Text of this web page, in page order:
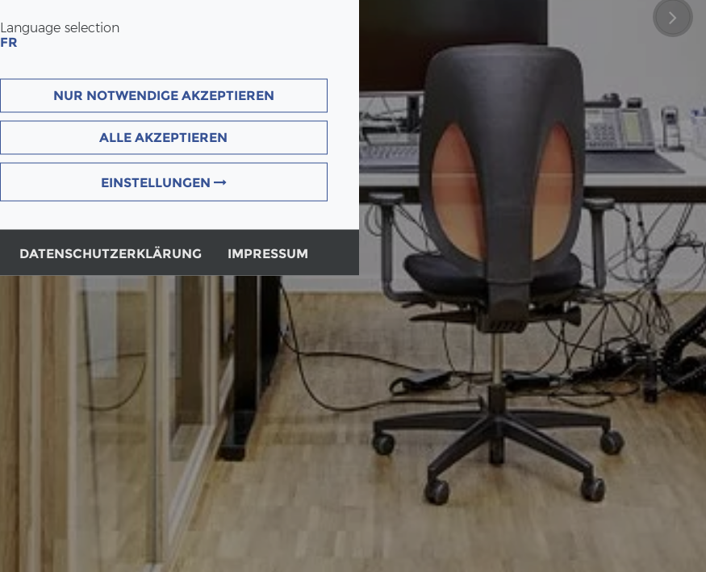
Language selection
FR
NUR NOTWENDIGE AKZEPTIEREN
ALLE AKZEPTIEREN
EINSTELLUNGEN
DATENSCHUTZERKLÄRUNG IMPRESSUM